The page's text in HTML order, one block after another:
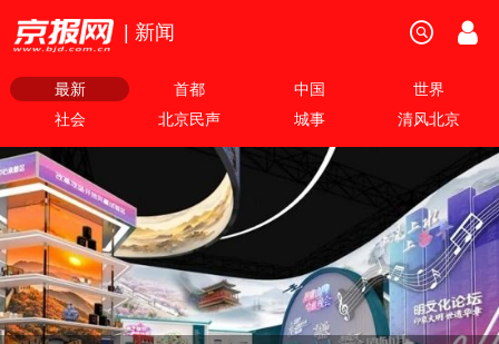
| 新闻
最新 首都 中国
世界
社会
北京民声 城事 清风北京